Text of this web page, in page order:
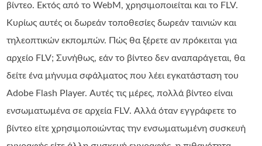
βίντεο. Εκτός από το WebM, χρησιμοποιείται και το FLV.
Κυρίως αυτές οι δωρεάν τοποθεσίες δωρεάν ταινιών και
τηλεοπτικών εκπομπών. Πώς θα ξέρετε αν πρόκειται για
αρχείο FLV; Συνήθως, εάν το βίντεο δεν αναπαράγεται, θα
δείτε ένα μήνυμα σφάλματος που λέει εγκατάσταση του
Adobe Flash Player. Αυτές τις μέρες, πολλά βίντεο είναι
ενσωματωμένα σε αρχεία FLV. Αλλά όταν εγγράφετε το
βίντεο είτε χρησιμοποιώντας την ενσωματωμένη συσκευή